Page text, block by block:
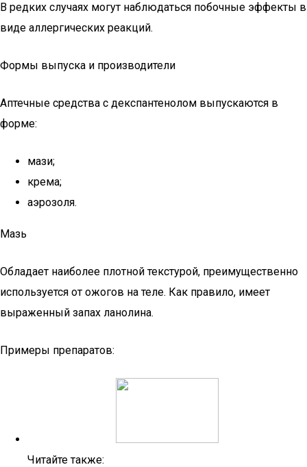
В редких случаях могут наблюдаться побочные эффекты в
виде аллергических реакций.
Формы выпуска и производители
Аптечные средства с декспантенолом выпускаются в
форме:
мази;
крема;
аэрозоля.
Мазь
Обладает наиболее плотной текстурой, преимущественно
используется от ожогов на теле. Как правило, имеет
выраженный запах ланолина.
Примеры препаратов:
Читайте также: